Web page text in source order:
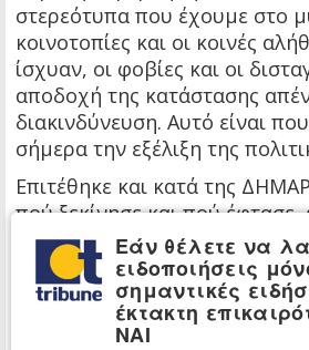
στερεότυπα που έχουμε στο
κοινοτοπίες και οι κοινές
ίσχυαν, οι φοβίες και οι
αποδοχή της κατάστασης
διακινδύνευση. Αυτό είναι
σήμερα την εξέλιξη της
Επιτέθηκε και κατά της
πού ξεκίνησε και πού
ότι οι ευρωεκλογές δεν
δημοψήφισμα, αλλά ευκαιρία
εκφράσει την επιλογή του και
ακούσει η Ευρώπη μια
Εάν θέλετε να
ειδοποιήσεις
σημαντικές
έκτακτη
ΝΑΙ